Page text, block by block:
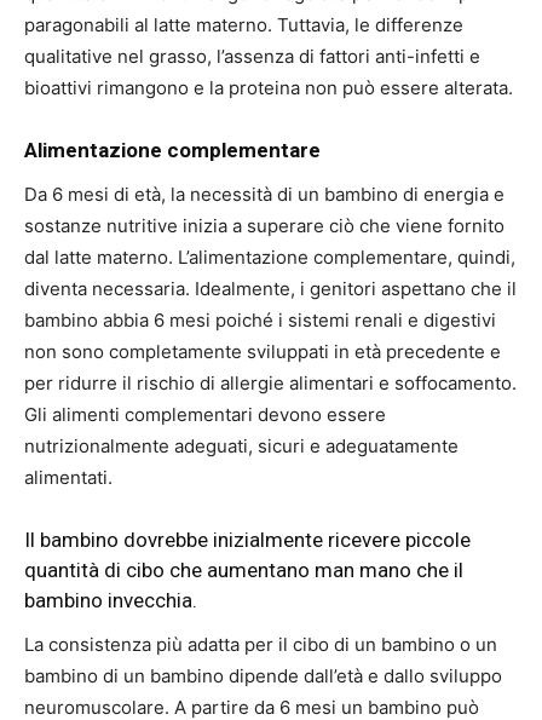
paragonabili al latte materno. Tuttavia, le differenze
qualitative nel grasso, l’assenza di fattori anti-infetti e
bioattivi rimangono e la proteina non può essere alterata.
Alimentazione complementare
Da 6 mesi di età, la necessità di un bambino di energia e
sostanze nutritive inizia a superare ciò che viene fornito
dal latte materno. L’alimentazione complementare, quindi,
diventa necessaria. Idealmente, i genitori aspettano che il
bambino abbia 6 mesi poiché i sistemi renali e digestivi
non sono completamente sviluppati in età precedente e
per ridurre il rischio di allergie alimentari e soffocamento.
Gli alimenti complementari devono essere
nutrizionalmente adeguati, sicuri e adeguatamente
alimentati.
Il bambino dovrebbe inizialmente ricevere piccole
quantità di cibo che aumentano man mano che il
bambino invecchia.
La consistenza più adatta per il cibo di un bambino o un
bambino di un bambino dipende dall’età e dallo sviluppo
neuromuscolare. A partire da 6 mesi un bambino può